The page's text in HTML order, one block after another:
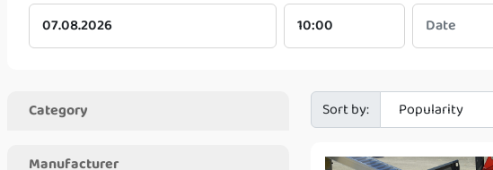
Category
Manufacturer
Sort by: